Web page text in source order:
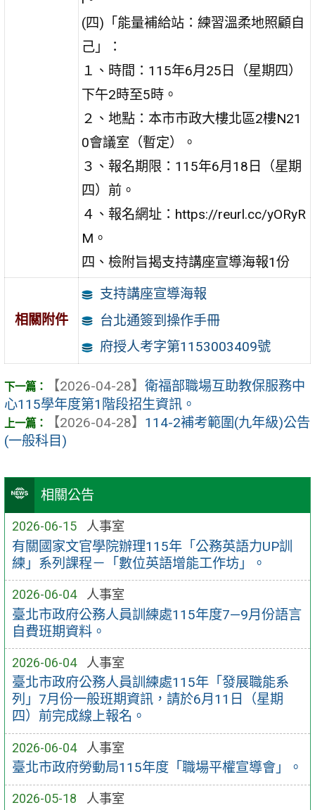
相關公告
2026-06-15 人事室
有關國家文官學院辦理115年「公務英語力UP訓
練」系列課程－「數位英語增能工作坊」。
2026-06-04 人事室
臺北市政府公務人員訓練處115年度7—9月份語言
自費班期資料。
2026-06-04 人事室
臺北市政府公務人員訓練處115年「發展職能系
列」7月份一般班期資訊，請於6月11日（星期
四）前完成線上報名。
2026-06-04 人事室
臺北市政府勞動局115年度「職場平權宣導會」。
2026-05-18 人事室
(四)「能量補給站：練習溫柔地照顧自
己」：
１、時間：115年6月25日（星期四）
下午2時至5時。
２、地點：本市市政大樓北區2樓N21
0會議室（暫定）。
３、報名期限：115年6月18日（星期
四）前。
４、報名網址：https://reurl.cc/yORyR
M。
四、檢附旨揭支持講座宣導海報1份
相關附件
支持講座宣導海報
台北通簽到操作手冊
府授人考字第1153003409號
【2026-04-28】 衛福部職場互助教保服務中
心115學年度第1階段招生資訊。
【2026-04-28】 114-2補考範圍(九年級)公告
(一般科目)